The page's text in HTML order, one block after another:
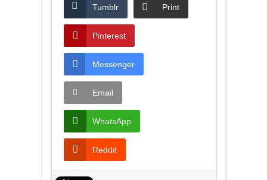
Tumblr Print
Pinterest
Messenger
Email
WhatsApp
Reddit